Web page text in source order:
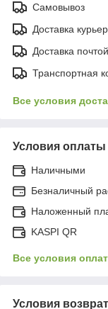
Самовывоз
Доставка
Доставка
Транспортная
Все условия
Условия оплаты
Наличными
Безналичный
Наложенный
KASPI QR
Все условия
Условия